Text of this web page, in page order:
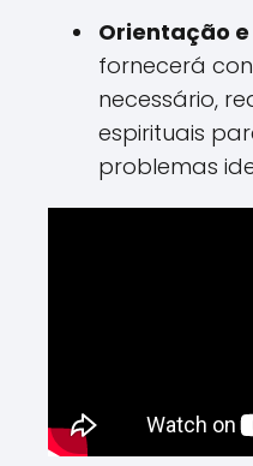
Orientação e
fornecerá
necessário,
espirituais
problemas